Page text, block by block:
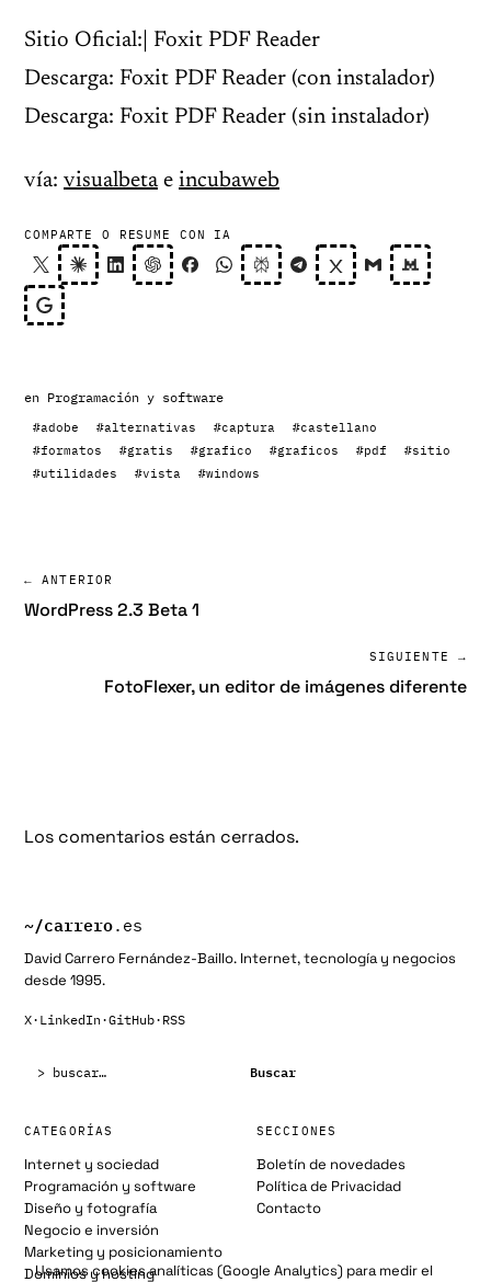
Sitio Oficial:| Foxit PDF Reader
Descarga: Foxit PDF Reader (con instalador)
Descarga: Foxit PDF Reader (sin instalador)
vía: visualbeta e incubaweb
COMPARTE O RESUME CON IA
en Programación y software
#adobe #alternativas #captura
#castellano
#formatos
#gratis #grafico #graficos #pdf
#sitio
#utilidades
#vista #windows
← ANTERIOR
WordPress 2.3 Beta 1
SIGUIENTE →
FotoFlexer, un editor de imágenes diferente
Los comentarios están cerrados.
~/carrero.es
David Carrero Fernández-Baillo. Internet, tecnología y negocios
desde 1995.
X· LinkedIn·GitHub· RSS
Buscar
CATEGORÍAS
Internet y sociedad
Programación y software
Diseño y fotografía
Negocio e inversión
Marketing y posicionamiento
Dominios y hosting
SECCIONES
Boletín de novedades
Política de Privacidad
Contacto
Usamos cookies analíticas (Google Analytics) para medir el